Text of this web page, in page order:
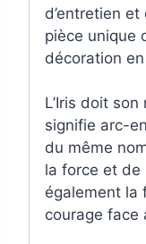
d’entretien
pièce unique
décoration
L’Iris doit
signifie arc-
du même
la force et de
également la
courage face